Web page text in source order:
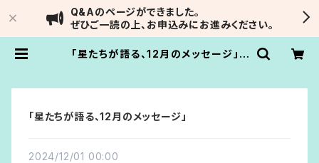
Q&Aのページができました。
ぜひご一読の上、お申込みにお進みください。
「星たちが語る、12月のメッセージ」 |
「星たちが語る、12月のメッセージ」
2024/12/01 00:00